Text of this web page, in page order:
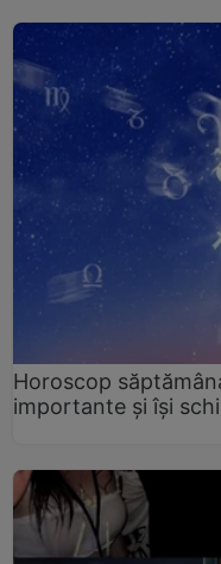
Horoscop
importante și își